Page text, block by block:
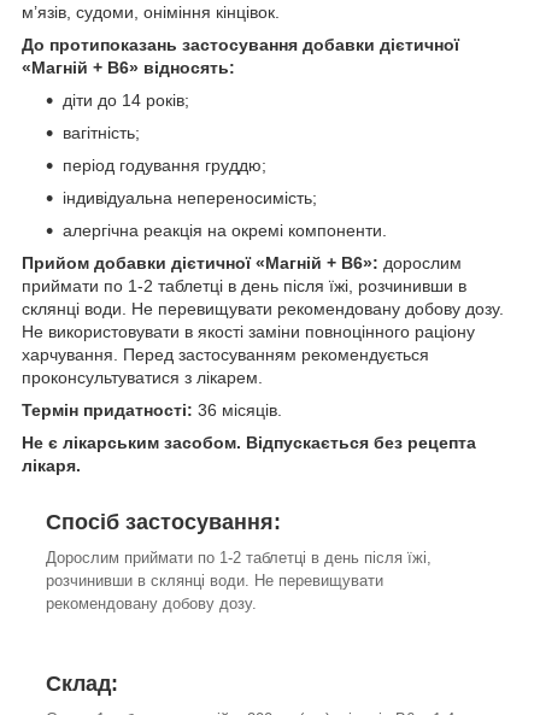
м’язів, судоми, оніміння кінцівок.
До протипоказань застосування добавки дієтичної
«Магній + В6» відносять:
діти до 14 років;
вагітність;
період годування груддю;
індивідуальна непереносимість;
алергічна реакція на окремі компоненти.
Прийом добавки дієтичної «Магній + В6»: дорослим
приймати по 1-2 таблетці в день після їжі, розчинивши в
склянці води. Не перевищувати рекомендовану добову дозу.
Не використовувати в якості заміни повноцінного раціону
харчування. Перед застосуванням рекомендується
проконсультуватися з лікарем.
Термін придатності: 36 місяців.
Не є лікарським засобом. Відпускається без рецепта
лікаря.
Спосіб застосування:
Дорослим приймати по 1-2 таблетці в день після їжі,
розчинивши в склянці води. Не перевищувати
рекомендовану добову дозу.
Склад: